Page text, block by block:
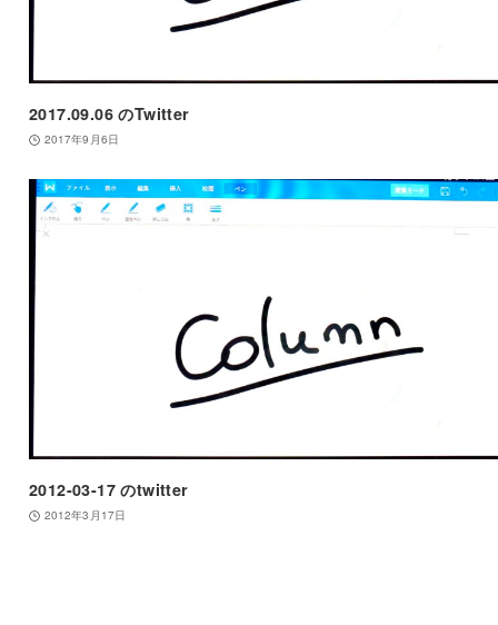
2017.09.06 のTwitter
2017年9月6日
2012-03-17 のtwitter
2012年3月17日